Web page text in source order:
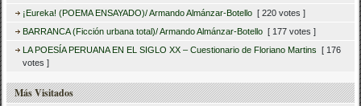
¡Eureka! (POEMA ENSAYADO)/ Armando Almánzar-Botello [ 220 votes ]
BARRANCA (Ficción urbana total)/ Armando Almánzar-Botello [ 177 votes ]
LA POESÍA PERUANA EN EL SIGLO XX – Cuestionario de Floriano Martins [ 176
votes ]
Más Visitados